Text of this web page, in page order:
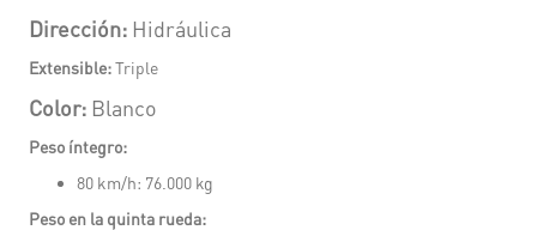
Dirección: Hidráulica
Extensible:Triple
Color: Blanco
Peso íntegro:
80 km/h: 76.000 kg
Peso en la quinta rueda: